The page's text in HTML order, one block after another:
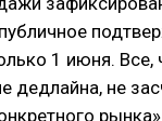
1 июня. Все,
дедлайна, не
рынка»